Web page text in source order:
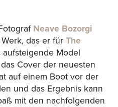
Neave Bozorgi
das er für The
aufsteigende Model
Cover der neuesten
auf einem Boot vor der
und das Ergebnis kann
mit den nachfolgenden